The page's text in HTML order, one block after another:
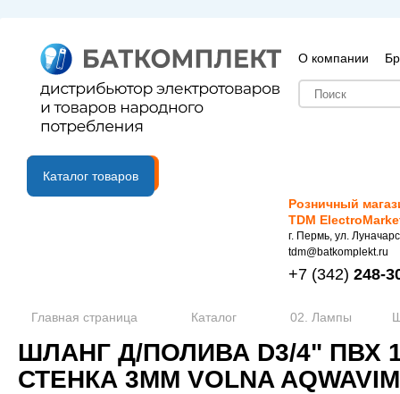
О компании
B2B портал
Каталог товаров
Розничный
TDM
г. Пермь, ул.
tdm@batkomplekt.ru
+7 (342) 248-
Главная страница Каталог 02. Лампы
ШЛАНГ Д/ПОЛИВА D3/4"
СТЕНКА 3ММ VOLNA